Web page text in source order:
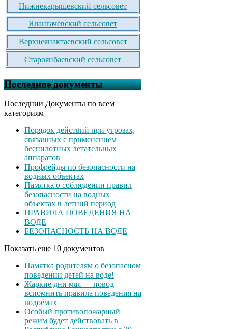
Нижнекарышевский сельсовет
Ялангачевский сельсовет
Верхнеянактаевский сельсовет
Староянбаевский сельсовет
Последние документы
Последнии Документы по всем
категориям
Порядок действий при угрозах,
связанных с применением
беспилотных летательных
аппаратов
Профрейды по безопасности на
водных объектах
Памятка о соблюдении правил
безопасности на водных
объектах в летний период
ПРАВИЛА ПОВЕДЕНИЯ НА
ВОДЕ
БЕЗОПАСНОСТЬ НА ВОДЕ
Показать еще 10 документов
Памятка родителям о безопасном
поведении детей на воде!
Жаркие дни мая — повод
вспомнить правила поведения на
водоёмах
Особый противопожарный
режим будет действовать в